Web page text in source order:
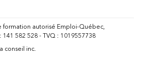
formation autorisé Emploi-Québec,
141 582 528 - TVQ : 1019557738
conseil inc.